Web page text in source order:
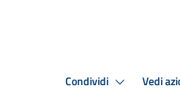
Condividi Vedi